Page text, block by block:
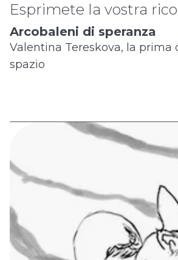
Esprimete la vostra
Arcobaleni di speranza
Valentina Tereskova, la prima
spazio